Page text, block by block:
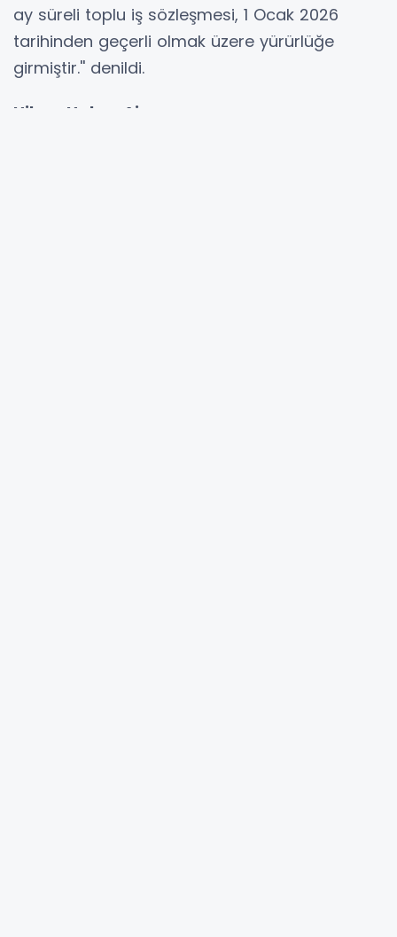
ay süreli toplu iş sözleşmesi, 1 Ocak 2026
tarihinden geçerli olmak üzere yürürlüğe
girmiştir.'' denildi.
Hibya Haber Ajansı